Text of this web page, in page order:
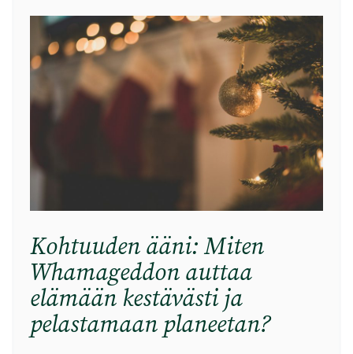
Kohtuuden ääni: Miten
Whamageddon auttaa
elämään kestävästi ja
pelastamaan planeetan?